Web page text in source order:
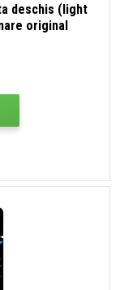
deschis (light
original